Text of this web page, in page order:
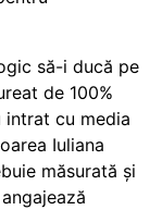
să-i ducă pe
de 100%
intrat cu media
Iuliana
măsurată și